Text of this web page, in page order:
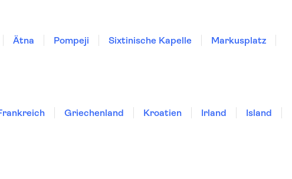
Ätna Pompeji Sixtinische Kapelle
Markusplatz
Griechenland Kroatien Irland
Island